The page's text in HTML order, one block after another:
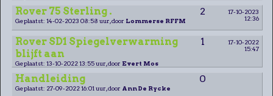
Rover 75 Sterling . 2
17-10-2023
12:36
Geplaatst: 14-02-2023 08:58 uur, door Lommerse RFFM
Rover SD1 Spiegelverwarming
blijft aan
1
17-10-2022
15:47
Geplaatst: 13-10-2022 13:55 uur, door Evert Mos
Handleiding 0
Geplaatst: 27-09-2022 16:01 uur, door Ann De Rycke